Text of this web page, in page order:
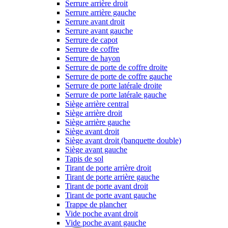
Serrure arrière droit
Serrure arrière gauche
Serrure avant droit
Serrure avant gauche
Serrure de capot
Serrure de coffre
Serrure de hayon
Serrure de porte de coffre droite
Serrure de porte de coffre gauche
Serrure de porte latérale droite
Serrure de porte latérale gauche
Siège arrière central
Siège arrière droit
Siège arrière gauche
Siège avant droit
Siège avant droit (banquette double)
Siège avant gauche
Tapis de sol
Tirant de porte arrière droit
Tirant de porte arrière gauche
Tirant de porte avant droit
Tirant de porte avant gauche
Trappe de plancher
Vide poche avant droit
Vide poche avant gauche